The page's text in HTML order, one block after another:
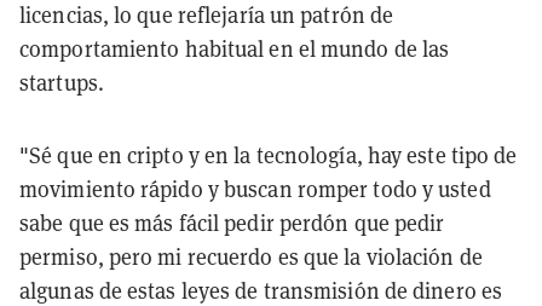
licencias, lo que reflejaría un patrón de
comportamiento habitual en el mundo de las
startups.
"Sé que en cripto y en la tecnología, hay este tipo de
movimiento rápido y buscan romper todo y usted
sabe que es más fácil pedir perdón que pedir
permiso, pero mi recuerdo es que la violación de
algunas de estas leyes de transmisión de dinero es